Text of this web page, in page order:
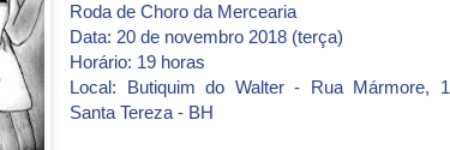
Roda de Choro da Mercearia
Data: 20 de novembro 2018 (terça)
Horário: 19 horas
Local: Butiquim do Walter - Rua Mármore,
Santa Tereza - BH